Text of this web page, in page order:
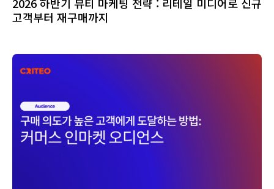
고객부터 재구매까지